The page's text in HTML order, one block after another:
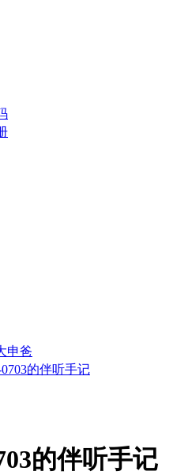
申爸
的伴听手记
的伴听手记